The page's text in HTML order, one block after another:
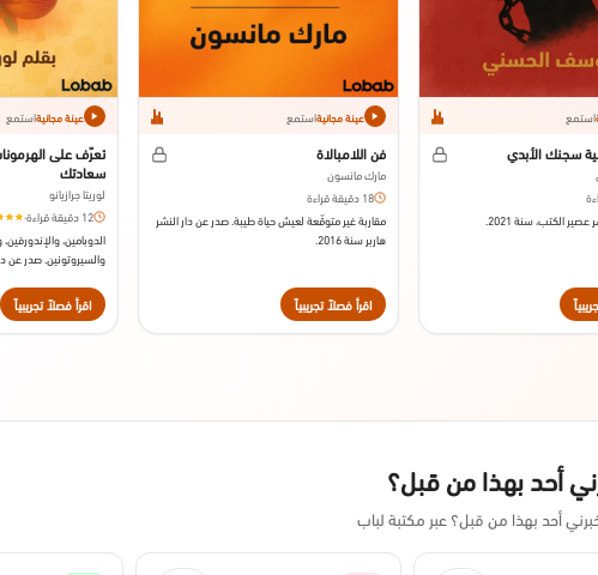
استمع
سجنك الأبدي
الكتب، سنة 2021.
عينة مجانيةاستمع
فن اللامبالاة
مارك مانسون
18 دقيقة قراءة
مقاربة غير متوقّعة لعيش حياة طيبة. صدر عن دار النشر
هاربر سنة 2016.
اقرأ فصلاً تجريبياً
عينة مجانيةاستمع
تعرّف على
سعادتك
لوريتا جرازيانو
12 دقيقة قراءة
·
الدوبامين،
والسيروتونين. صدر عن
اقرأ فصلاً تجريبياً
أحد بهذا من قبل؟
أحد بهذا من قبل؟ عبر مكتبة لباب